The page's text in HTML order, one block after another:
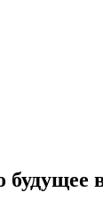
будущее